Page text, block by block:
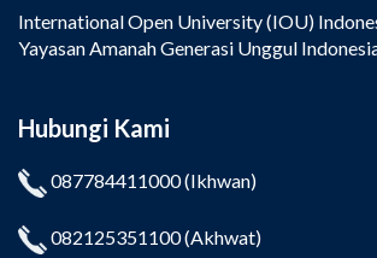
International Open University (IOU)
Yayasan Amanah Generasi Unggul
Hubungi Kami
087784411000(Ikhwan)
082125351100(Akhwat)